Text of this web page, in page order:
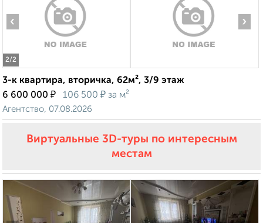
2/2
‹ ›
3-к квартира, вторичка, 62м², 3/9 этаж
6 600 000 ₽ 106 500 ₽ за м²
Агентство, 07.08.2026
Виртуальные 3D-туры по интересным
местам